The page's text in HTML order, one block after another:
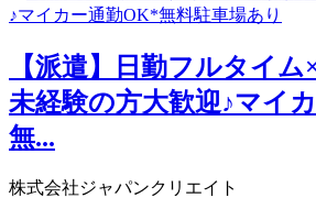
【派遣】日勤フルタイ
未経験の方大歓迎♪マイ
無...
株式会社ジャパンクリエイト